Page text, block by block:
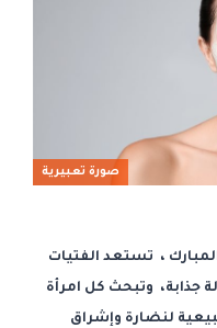
صورة تعبيرية
، تستعد الفتيات
جذابة، وتبحث كل امرأة
لنضارة وإشراق